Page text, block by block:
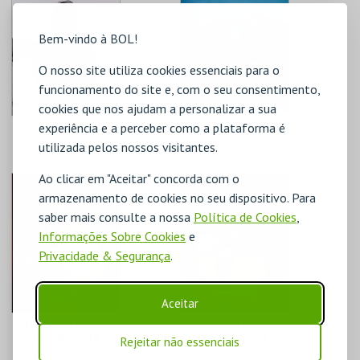
Bem-vindo à BOL!
O nosso site utiliza cookies essenciais para o
funcionamento do site e, com o seu consentimento,
cookies que nos ajudam a personalizar a sua
experiência e a perceber como a plataforma é
utilizada pelos nossos visitantes.
Ao clicar em "Aceitar" concorda com o
armazenamento de cookies no seu dispositivo. Para
saber mais consulte a nossa Política de Cookies
Informações Sobre Cookies e
Privacidade & Segurança.
Aceitar
Rejeitar não essenciais
MAIS INFO
COMPRAR COMPRAR
MEDITERRÂNEO
(REVISITADO) |
VALTER LOBO
C. CULTURAL VILA
FLOR
MAIS INFO
COMPRAR
NEVA | JOANA
MAGALHÃES
C. CULTURAL VILA
FLOR
MAFALDA | GOSTO
QUERO UM PIANO |
ANA MADUREIRA &